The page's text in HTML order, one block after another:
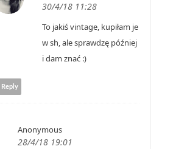
30/4/18 11:28
To jakiś vintage, kupiłam je
w sh, ale sprawdzę później
i dam znać :)
Reply
Anonymous
28/4/18 19:01